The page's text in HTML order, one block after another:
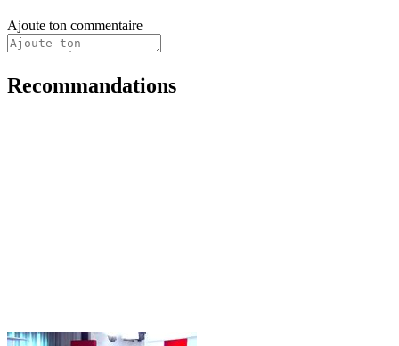
Ajoute ton commentaire
Recommandations